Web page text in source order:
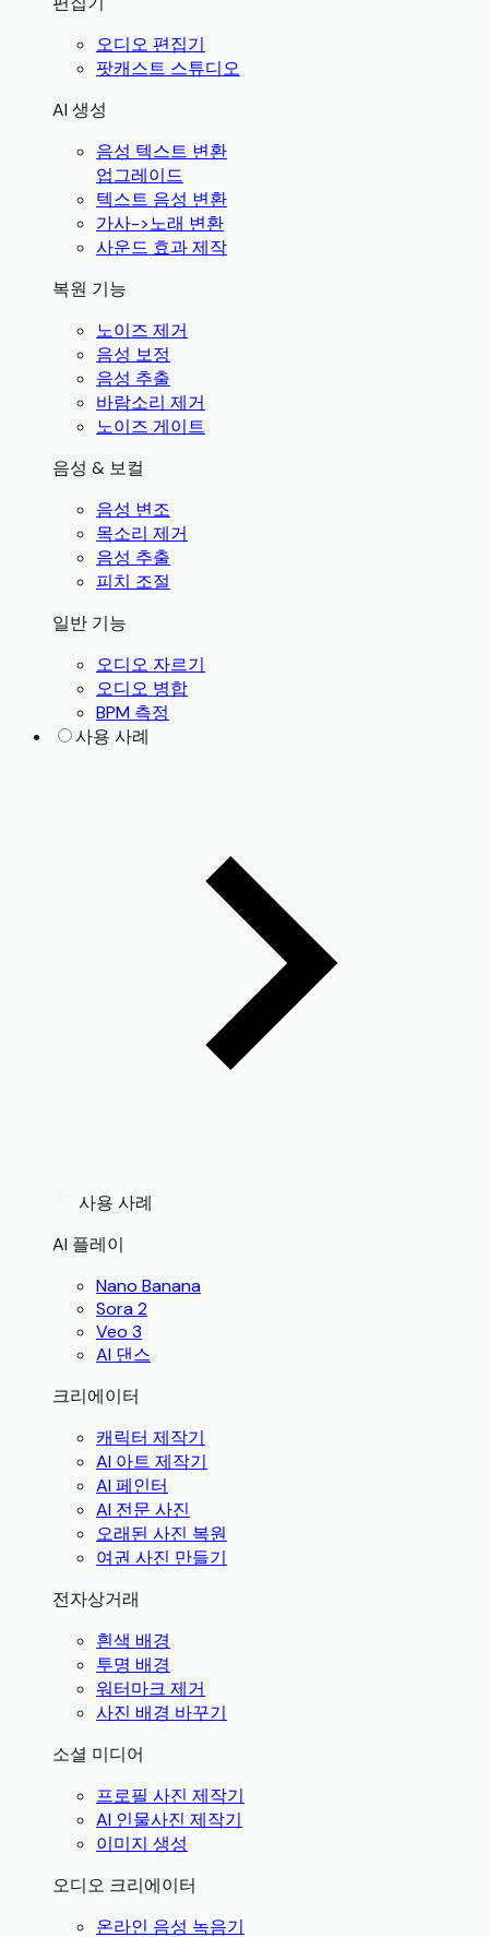
오디오 편집기
팟캐스트 스튜디오
AI 생성
음성 텍스트 변환
업그레이드
텍스트 음성 변환
가사->노래 변환
사운드 효과 제작
복원 기능
노이즈 제거
음성 보정
음성 추출
바람소리 제거
노이즈 게이트
음성 & 보컬
음성 변조
목소리 제거
음성 추출
피치 조절
일반 기능
오디오 자르기
오디오 병합
BPM 측정
사용 사례
사용 사례
AI 플레이
Nano Banana
Sora 2
Veo 3
AI 댄스
크리에이터
캐릭터 제작기
AI 아트 제작기
AI 페인터
AI 전문 사진
오래된 사진 복원
여권 사진 만들기
전자상거래
흰색 배경
투명 배경
워터마크 제거
사진 배경 바꾸기
소셜 미디어
프로필 사진 제작기
AI 인물사진 제작기
이미지 생성
오디오 크리에이터
온라인 음성 녹음기